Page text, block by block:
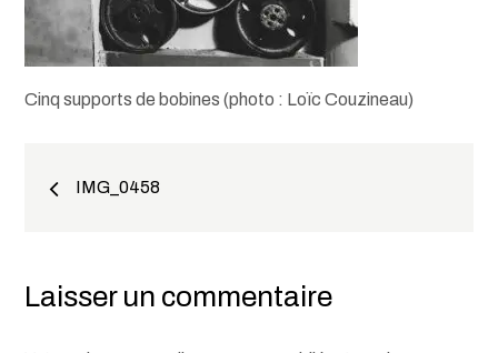
Cinq supports de bobines (photo : Loïc Couzineau)
Navigation
l’article
IMG_0458
Laisser un commentaire